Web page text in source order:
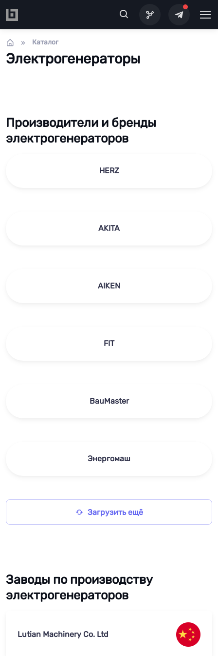
Каталог
Электрогенераторы
Производители и бренды
электрогенераторов
HERZ
AKITA
AIKEN
FIT
BauMaster
Энергомаш
Загрузить ещё
Заводы по производству
электрогенераторов
Lutian Machinery Co. Ltd